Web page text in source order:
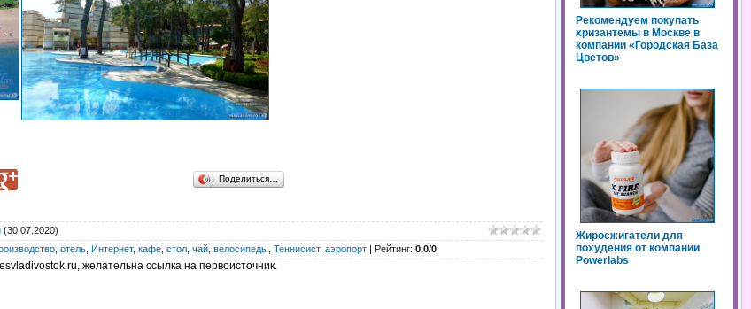
Поделиться…
(30.07.2020)
отель Интернет, кафе стол чай велосипеды Теннисист, аэропорт | Рейтинг: 0.0/0
желательна ссылка на первоисточник.
Рекомендуем покупать
хризантемы в Москве в
компании «Городская База
Цветов»
Жиросжигатели для
похудения от компании
Powerlabs